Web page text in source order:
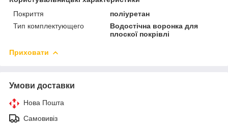
Покриття
поліуретан
Тип комплектующего
Водостічна воронка для
плоскої покрівлі
Приховати
Умови доставки
Нова Пошта
Самовивіз